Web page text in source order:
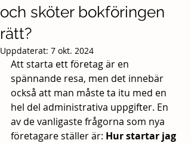
och sköter bokföringen
rätt?
Uppdaterat: 7 okt. 2024
Att starta ett företag är en
spännande resa, men det innebär
också att man måste ta itu med en
hel del administrativa uppgifter. En
av de vanligaste frågorna som nya
företagare ställer är: Hur startar jag